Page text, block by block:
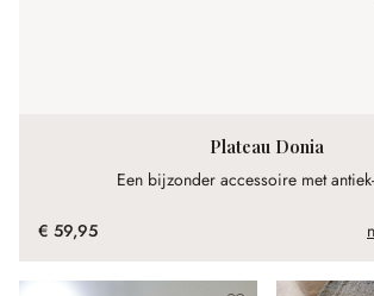
Plateau Donia
Een bijzonder accessoire met
€ 59,95